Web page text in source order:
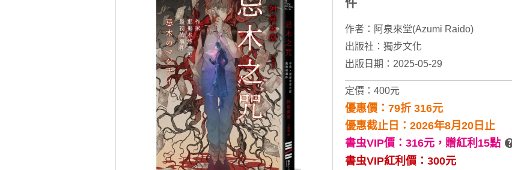
件
作者： 阿泉來堂(Azumi Raido)
出版社： 獨步文化
出版日期：2025-05-29
定價：400元
優惠價：79折 316元
優惠截止日：2026年8月20日止
書虫VIP價：316元， 贈紅利15點
書虫VIP紅利價：300元